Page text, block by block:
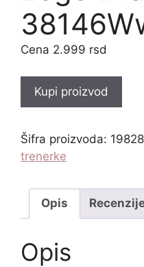
2.999 rsd
Kupi proizvod
Šifra proizvoda:
trenerke
Opis
Opis